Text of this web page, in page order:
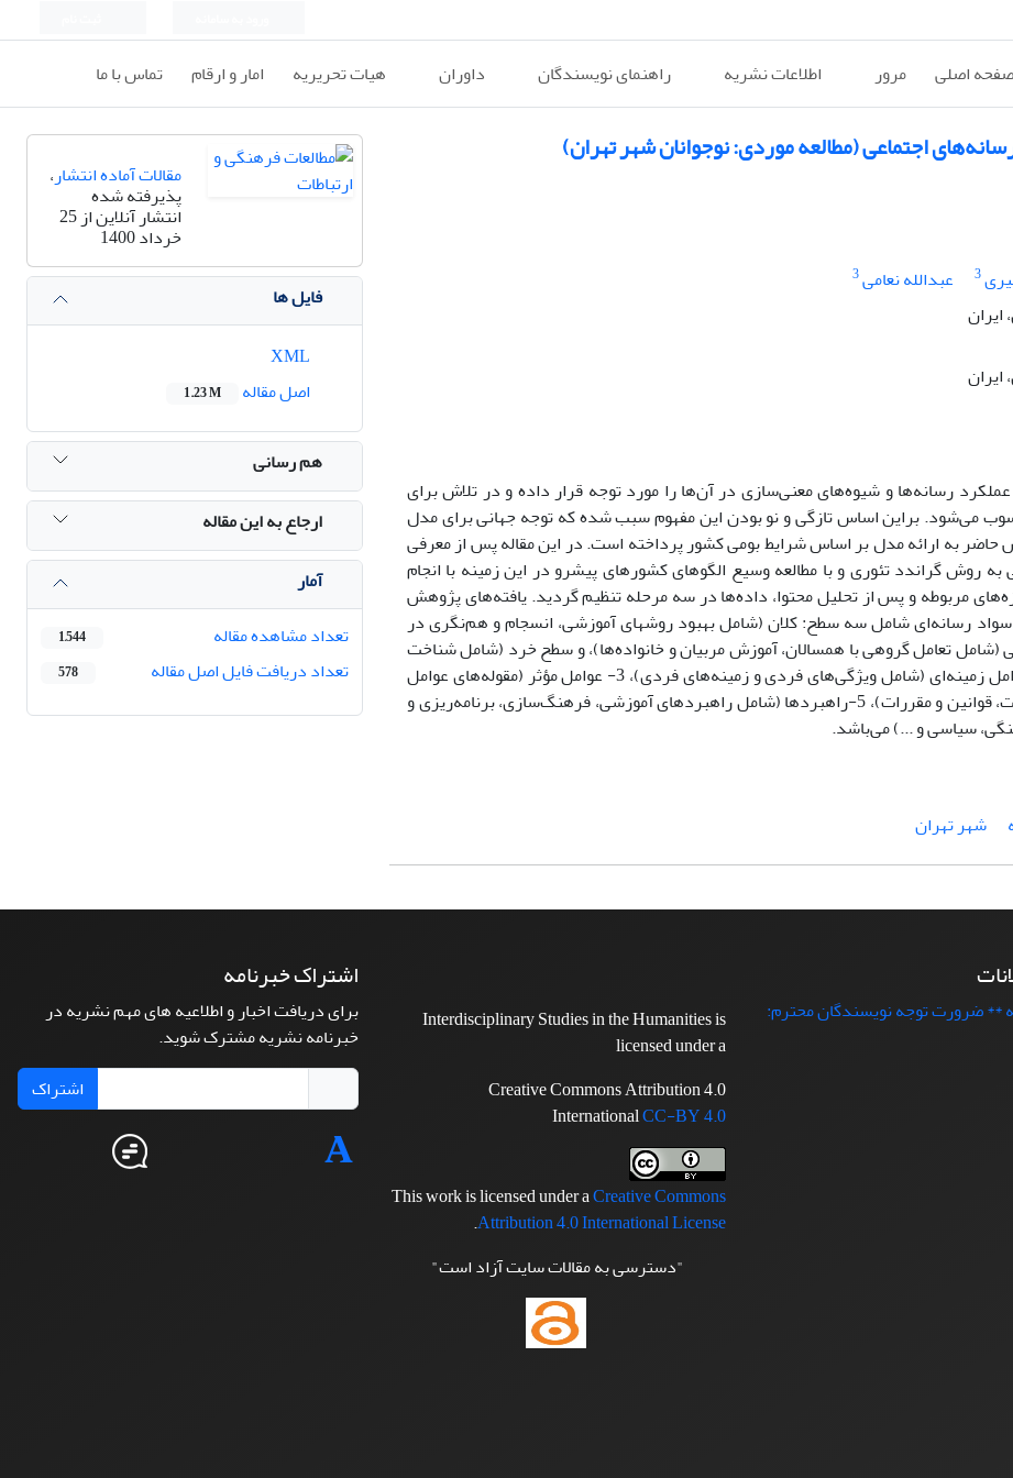
صفحه اصلی مرور اطلاعات نشریه راهنمای نویسندگان داوران هیات تحریریه امار و ارقام تماس با ما
اجتماعی (مطالعه موردی: نوجوانان شهر تهران)
3 عبدالله نعامی3
رسانه‌ها و شیوه‌های معنی‌سازی در آن‌ها را مورد توجه قرار داده و در تلاش برای
می‌شود. بر‌این اساس تازگی و نو بودن ‌این مفهوم سبب شده که توجه جهانی برای مدل
به ارائه مدل بر اساس شرایط بومی کشور پرداخته است. در ‌این مقاله پس از معرفی
روش گراندد تئوری و با مطالعه وسیع الگوهای کشورهای پیشرو در این زمینه با انجام
مربوطه و پس از تحلیل محتوا، داده‌ها در سه مرحله تنظیم گردید. یافته‌های پژوهش
بر 6 بخش است: 1-عناصر ارتقاء سواد رسانه‌ای شامل سه سطح: کلان (شامل بهبود روشهای آموزشی، انسجام و هم‌نگری در
(شامل تعامل گروهی با همسالان، آموزش مربیان و خانواده‌ها)، و سطح خرد (شامل شناخت
فناورانه، شناخت معرفتی، شناخت رسانه و تولید محتوا)، 2- عوامل زمینه‌ای (شامل ویژگی‌های فردی و زمینه‌های فردی)، 3- عوامل مؤثر (مقوله‌های عوامل
سطح کلان، میانی و خرد)، 4- عوامل مداخله‌گر (شامل نقش دولت، قوانین و مقررات)، ‌5-راهبردها (شامل راهبردهای آموزشی، فرهنگ‌سازی، برنامه‌ریزی و
شهر تهران
مقالات آماده انتشار،
پذیرفته شده
انتشار آنلاین از 25
خرداد 1400
فایل ها
اصل مقاله
1.23 M
هم رسانی
ارجاع به این مقاله
آمار
تعداد مشاهده مقاله
1,544
تعداد دریافت فایل اصل مقاله 578
** ضرورت توجه نویسندگان محترم:
Interdisciplinary Studies in the Humanities is
licensed under a
Creative Commons Attribution 4.0
InternationalCC-BY 4.0
This work is licensed under aCreative Commons
Attribution 4.0 International License
.
"دسترسی به مقالات سایت آزاد است"
اشتراک خبرنامه
برای دریافت اخبار و اطلاعیه های مهم نشریه در
خبرنامه نشریه مشترک شوید.
اشتراک